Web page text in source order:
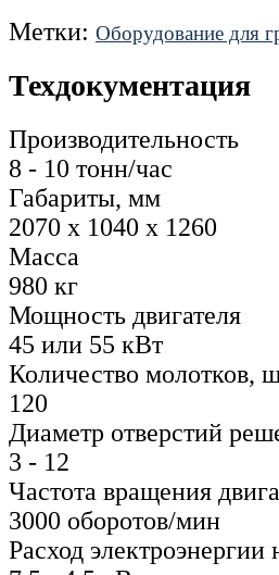
Метки: Оборудование для
Техдокументация
Производительность
8 - 10 тонн/час
Габариты, мм
2070 х 1040 х 1260
Масса
980 кг
Мощность двигателя
45 или 55 кВт
Количество молотков,
120
Диаметр отверстий
3 - 12
Частота вращения
3000 оборотов/мин
Расход электроэнергии